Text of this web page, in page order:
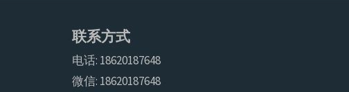
联系方式
电话: 18620187648
微信: 18620187648